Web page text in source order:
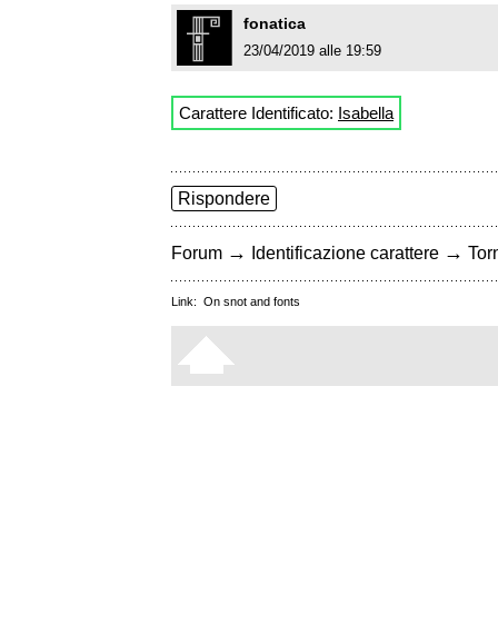
fonatica
23/04/2019 alle 19:59
Carattere Identificato: Isabella
Rispondere
Forum → Identificazione carattere →
Link: On snot and fonts